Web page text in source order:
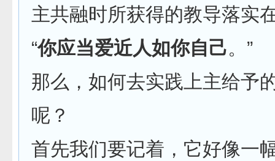
主共融时所获得的教导落实
“你应当爱近人如你自己。”
那么，如何去实践上主给予
呢？
首先我们要记着，它好像一